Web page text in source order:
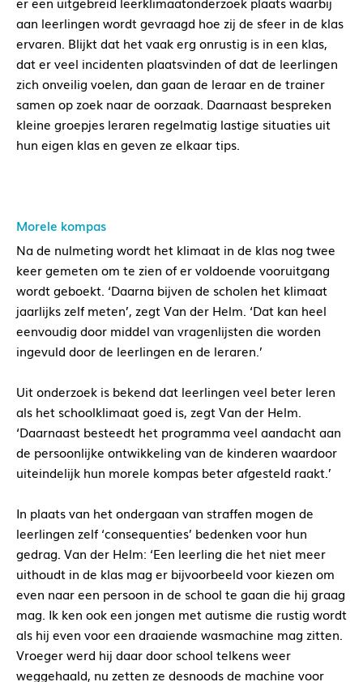
aan leerlingen wordt gevraagd hoe zij de sfeer in de klas
ervaren. Blijkt dat het vaak erg onrustig is in een klas,
dat er veel incidenten plaatsvinden of dat de leerlingen
zich onveilig voelen, dan gaan de leraar en de trainer
samen op zoek naar de oorzaak. Daarnaast bespreken
kleine groepjes leraren regelmatig lastige situaties uit
hun eigen klas en geven ze elkaar tips.
Morele kompas
Na de nulmeting wordt het klimaat in de klas nog twee
keer gemeten om te zien of er voldoende vooruitgang
wordt geboekt. ‘Daarna bijven de scholen het klimaat
jaarlijks zelf meten’, zegt Van der Helm. ‘Dat kan heel
eenvoudig door middel van vragenlijsten die worden
ingevuld door de leerlingen en de leraren.’
Uit onderzoek is bekend dat leerlingen veel beter leren
als het schoolklimaat goed is, zegt Van der Helm.
‘Daarnaast besteedt het programma veel aandacht aan
de persoonlijke ontwikkeling van de kinderen waardoor
uiteindelijk hun morele kompas beter afgesteld raakt.’
In plaats van het ondergaan van straffen mogen de
leerlingen zelf ‘consequenties’ bedenken voor hun
gedrag. Van der Helm: ‘Een leerling die het niet meer
uithoudt in de klas mag er bijvoorbeeld voor kiezen om
even naar een persoon in de school te gaan die hij graag
mag. Ik ken ook een jongen met autisme die rustig wordt
als hij even voor een draaiende wasmachine mag zitten.
Vroeger werd hij daar door school telkens weer
weggehaald, nu zetten ze desnoods de machine voor